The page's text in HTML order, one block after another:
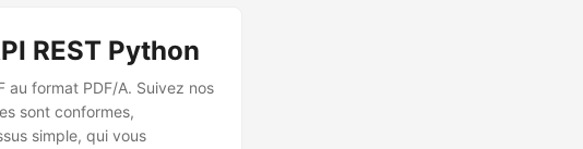
REST Python
au format PDF/A. Suivez nos
sont conformes,
simple, qui vous